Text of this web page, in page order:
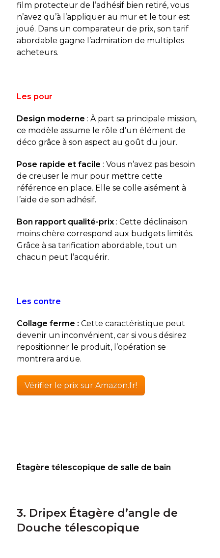
film protecteur de l’adhésif bien retiré, vous
n’avez qu’à l’appliquer au mur et le tour est
joué. Dans un comparateur de prix, son tarif
abordable gagne l’admiration de multiples
acheteurs.
Les pour
Design moderne : À part sa principale mission,
ce modèle assume le rôle d’un élément de
déco grâce à son aspect au goût du jour.
Pose rapide et facile : Vous n’avez pas besoin
de creuser le mur pour mettre cette
référence en place. Elle se colle aisément à
l’aide de son adhésif.
Bon rapport qualité-prix: Cette déclinaison
moins chère correspond aux budgets limités.
Grâce à sa tarification abordable, tout un
chacun peut l’acquérir.
Les contre
Collage ferme : Cette caractéristique peut
devenir un inconvénient, car si vous désirez
repositionner le produit, l’opération se
montrera ardue.
Vérifier le prix sur Amazon.fr!
Étagère télescopique de salle de bain
3. Dripex Étagère d’angle de
Douche télescopique